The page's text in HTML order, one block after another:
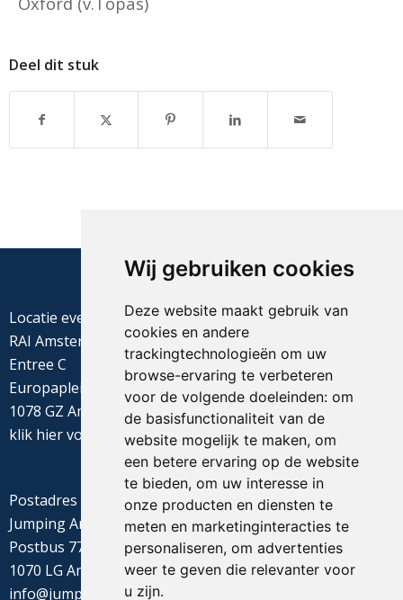
Wij gebruiken cookies
Deze website maakt gebruik van
cookies en andere
trackingtechnologieën om uw
browse-ervaring te verbeteren
voor de volgende doeleinden: om
de basisfunctionaliteit van de
website mogelijk te maken, om
een betere ervaring op de website
te bieden, om uw interesse in
onze producten en diensten te
meten en marketinginteracties te
personaliseren, om advertenties
weer te geven die relevanter voor
u zijn.
Deel dit stuk
Locatie evenement
RAI Amsterdam
Entree C
Europaplein 22
1078 GZ Amsterdam
klik hiervoor de routebeschrijving
Postadres
Jumping Amsterdam
Postbus 77655
1070 LG Amsterdam
info@jumpingamsterdam.nl